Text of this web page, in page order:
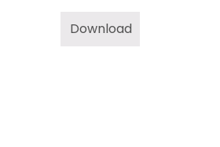
Download